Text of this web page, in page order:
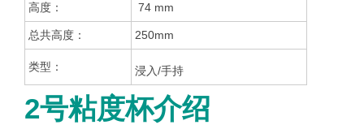
高度： 74 mm
总共高度： 250mm
类型： 浸入/手持
2号粘度杯介绍